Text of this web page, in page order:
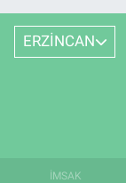
ERZİNCAN
İMSAK